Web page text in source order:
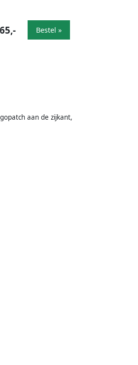
65,- Bestel »
aan de zijkant,